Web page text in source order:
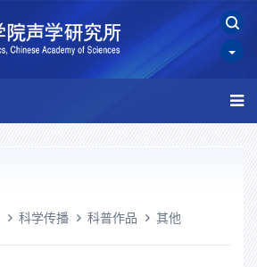
科学传播 科普作品 其他